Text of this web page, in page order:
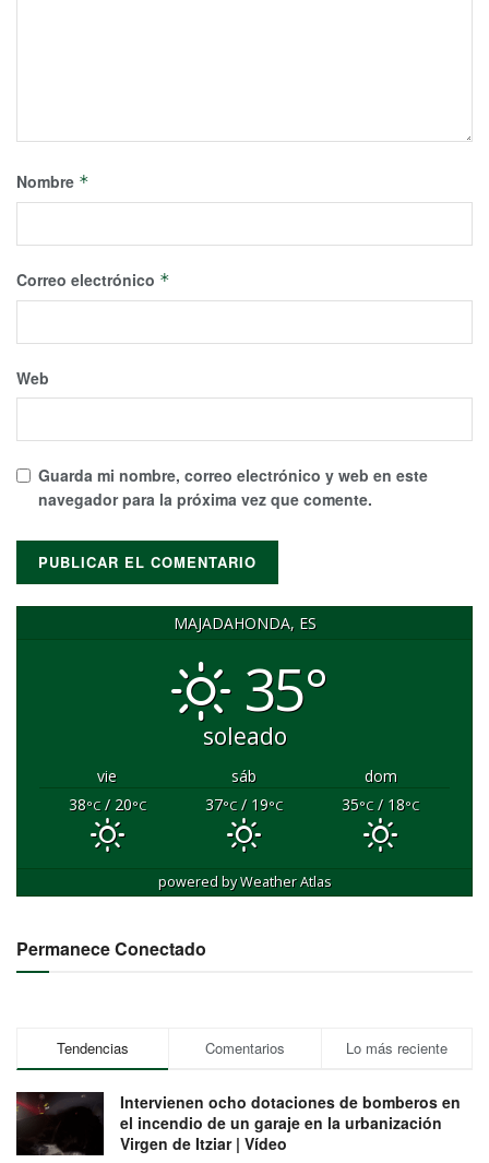
Nombre *
Correo electrónico *
Web
Guarda mi nombre, correo electrónico y web en este
navegador para la próxima vez que comente.
MAJADAHONDA, ES
35°
soleado
vie sáb
dom
38°C/ 20°C 37°C/ 19°C 35°C/ 18°C
powered byWeather Atlas
Permanece Conectado
Tendencias Comentarios Lo más reciente
Intervienen ocho dotaciones de bomberos en
el incendio de un garaje en la urbanización
Virgen de Itziar | Vídeo